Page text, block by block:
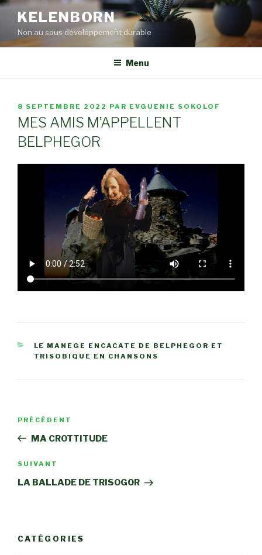
Aller
contenu
principal
KELENBORN
Non au sous développement durable
Menu
PUBLIÉ
LE
8 SEPTEMBRE 2022 PAR EVGUENIE SOKOLOF
MES AMIS M’APPELLENT
BELPHEGOR
CATÉGORIES
LE MANEGE ENCACATE DE BELPHEGOR ET
TRISOBIQUE EN CHANSONS
Navigation
l’article
Article
précédent
PRÉCÉDENT
MA CROTTITUDE
Article
suivant
SUIVANT
LA BALLADE DE TRISOGOR
CATÉGORIES